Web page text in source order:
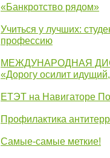
«Банкротство рядом»
Учиться у лучших:
профессию
МЕЖДУНАРОДНАЯ
«Дорогу осилит
ЕТЭТ на Навигаторе
Профилактика
Самые-самые меткие!